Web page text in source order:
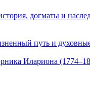
догматы и
путь и
Илариона